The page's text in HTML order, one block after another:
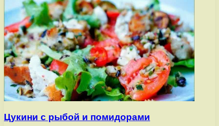
Цукини с рыбой и помидорами